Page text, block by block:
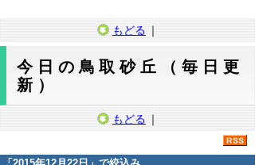
もどる ｜
今日の鳥取砂丘（毎日更
新）
もどる ｜